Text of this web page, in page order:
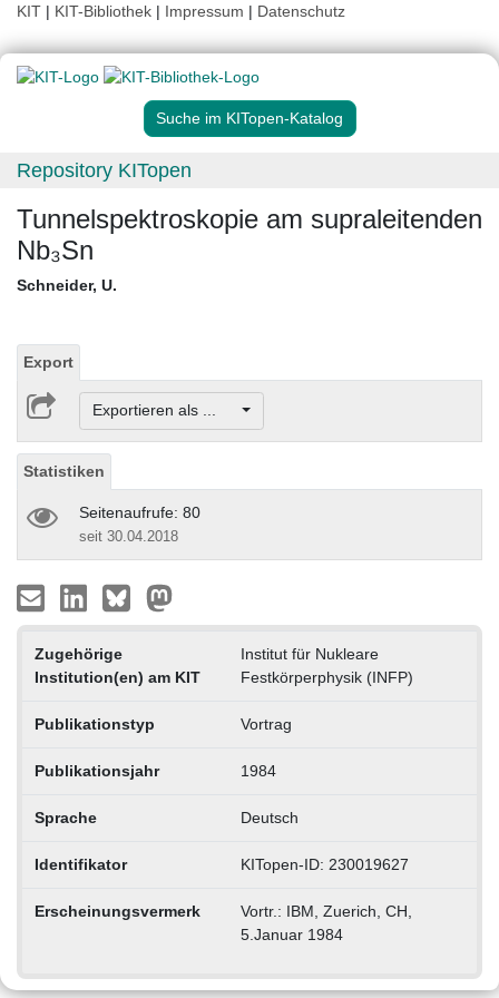
KIT | KIT-Bibliothek | Impressum | Datenschutz
Suche im KITopen-Katalog
Repository KITopen
Tunnelspektroskopie am supraleitenden
Nb₃Sn
Schneider, U.
Export
Exportieren als ...
Statistiken
Seitenaufrufe: 80
seit 30.04.2018
Zugehörige
Institution(en) am KIT
Institut für Nukleare
Festkörperphysik (INFP)
Publikationstyp Vortrag
Publikationsjahr 1984
Sprache Deutsch
Identifikator KITopen-ID: 230019627
Erscheinungsvermerk
Vortr.: IBM, Zuerich, CH,
5.Januar 1984